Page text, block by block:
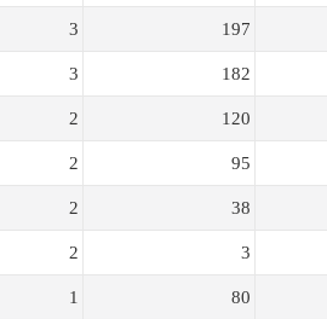
3 197
3 182
2 120
2 95
2 38
2 3
1 80